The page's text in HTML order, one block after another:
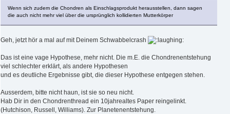
Wenn sich zudem die Chondren als Einschlagsprodukt herausstellen, dann sagen
die auch nicht mehr viel über die ursprünglich kollidierten Mutterkörper
Geh, jetzt hör a mal auf mit Deinem Schwabbelcrash
Das ist eine vage Hypothese, mehr nicht. Die m.E. die Chondrenentstehung
viel schlechter erklärt, als andere Hypothesen
und es deutliche Ergebnisse gibt, die dieser Hypothese entgegen stehen.
Ausserdem, bitte nicht haun, ist sie so neu nicht.
Hab Dir in den Chondrenthread ein 10jahrealtes Paper reingelinkt.
(Hutchison, Russell, Williams). Zur Planetenentstehung.